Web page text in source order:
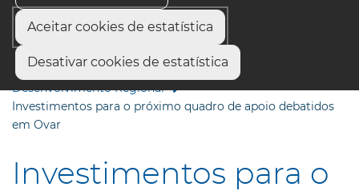
Aceitar cookies de estatística
Desativar cookies de estatística
Início
Desenvolvimento Regional e Economia
Desenvolvimento Regional
Investimentos para o próximo quadro de apoio debatidos
em Ovar
Investimentos para o